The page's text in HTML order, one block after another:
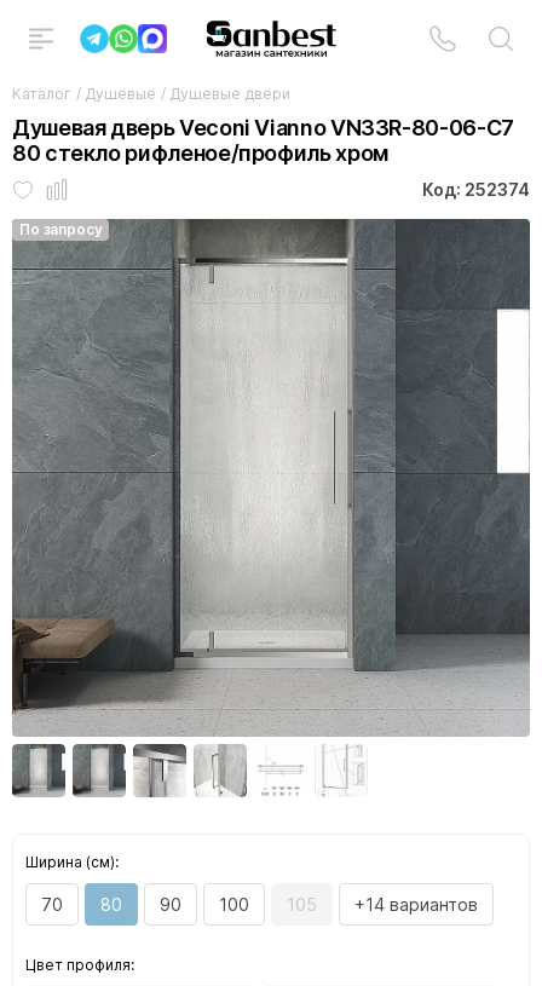
Каталог / Душевые / Душевые двери
Душевая дверь Veconi Vianno VN33R-80-06-C7
80 стекло рифленое/профиль хром
Код: 252374
По запросу
Ширина (см):
70 80 90 100 105 +14 вариантов
Цвет профиля: